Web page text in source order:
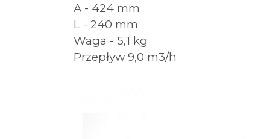
A - 424 mm
L - 240 mm
Waga - 5,1 kg
Przepływ 9,0 m3/h